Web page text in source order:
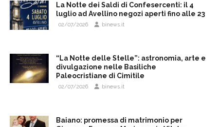
La Notte dei Saldi di Confesercenti: il 4
luglio ad Avellino negozi aperti fino alle 23
02/07/2026 binews.it
“La Notte delle Stelle”: astronomia, arte e
divulgazione nelle Basiliche
Paleocristiane di Cimitile
02/07/2026 binews.it
Baiano: promessa di matrimonio per